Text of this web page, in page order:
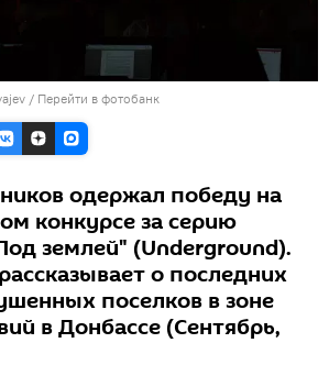
/ Перейти в фотобанк
одержал победу на
конкурсе за серию
землей" (Underground).
о последних
поселков в зоне
в Донбассе (Сентябрь,